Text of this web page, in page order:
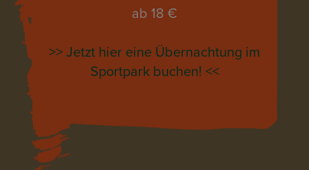
ab 18 €
>> Jetzt hier eine Übernachtung im
Sportpark buchen! <<